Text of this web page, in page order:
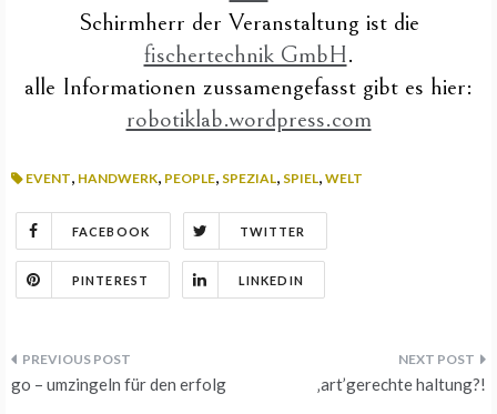
Schirmherr der Veranstaltung ist die
fischertechnik GmbH.
alle Informationen zussamengefasst gibt es hier:
robotiklab.wordpress.com
EVENT, HANDWERK, PEOPLE, SPEZIAL, SPIEL, WELT
FACEBOOK TWITTER
PINTEREST LINKEDIN
Beitrags-
go – umzingeln für den erfolg ‚art’gerechte haltung?!